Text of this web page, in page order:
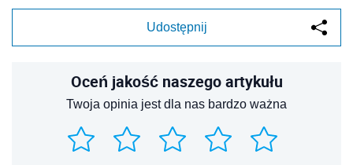
Udostępnij
Oceń jakość naszego artykułu
Twoja opinia jest dla nas bardzo ważna